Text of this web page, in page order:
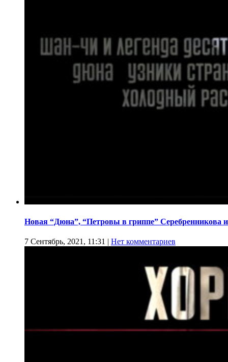
Новая “Дюна”, “Петровы в гриппе” Серебренникова
7 Сентябрь, 2021, 11:31 | Нет комментариев